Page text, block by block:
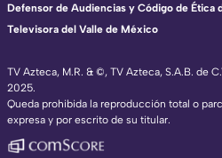
TV Azteca, M.R. & ©, TV Azteca, S.A.B. de
2025.
Queda prohibida la reproducción total o
expresa y por escrito de su titular.
Defensor de Audiencias y Código de Ética
Televisora del Valle de México